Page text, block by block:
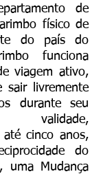
de
físico de
do país do
funciona
viagem ativo,
sair livremente
durante seu
cinco anos,
do
uma Mudança